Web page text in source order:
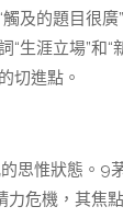
及的題目很
生涯立場”和“
切進點。
思惟狀態。9
危機，其焦點